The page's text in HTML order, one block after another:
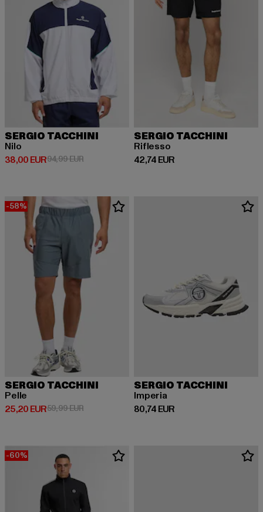
SERGIO TACCHINI
Nilo
38,00 EUR
Derzeitiger Preis: 38,00 EUR
94,99 EURAktionspreis: 94,99 EUR
SERGIO TACCHINI
Riflesso
42,74 EUR
Derzeitiger Preis: 42,74 EUR
-58%
SERGIO TACCHINI
Pelle
25,20 EUR
Derzeitiger Preis: 25,20 EUR
59,99 EURAktionspreis: 59,99 EUR
SERGIO TACCHINI
Imperia
80,74 EUR
Derzeitiger Preis: 80,74 EUR
-60%